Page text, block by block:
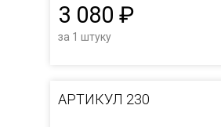
3 080 ₽
за 1 штуку
АРТИКУЛ 230